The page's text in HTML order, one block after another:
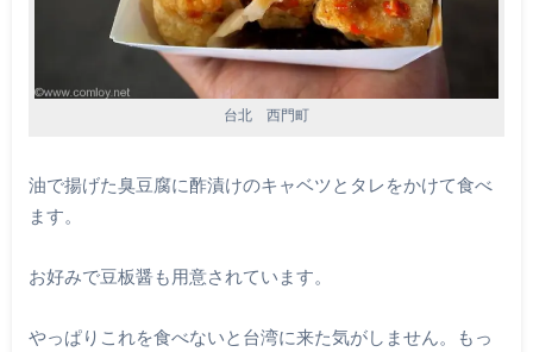
台北 西門町
油で揚げた臭豆腐に酢漬けのキャベツとタレをかけて食べ
ます。
お好みで豆板醤も用意されています。
やっぱりこれを食べないと台湾に来た気がしません。もっ